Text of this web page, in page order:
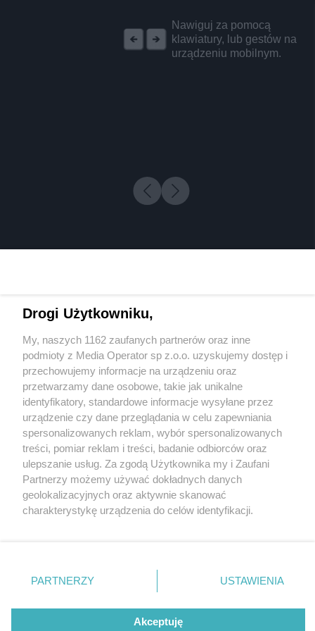
Nawiguj za pomocą
klawiatury, lub gestów na
urządzeniu mobilnym.
1 / 0
Wydawca mediów lokalnych
Nie zapomnij
zapoznać się z:
polityką prywatności
Twojemiasto
Piekary Śląskie
Chorzów
Tarnowskie Góry
Gliwice
Skontakuj sięz nami
Kontakt
Redakcja
Newsletter
Drogi Użytkowniku,
My, naszych 1162 zaufanych partnerów oraz inne
podmioty z Media Operator sp z.o.o. uzyskujemy dostęp i
przechowujemy informacje na urządzeniu oraz
przetwarzamy dane osobowe, takie jak unikalne
identyfikatory, standardowe informacje wysyłane przez
urządzenie czy dane przeglądania w celu zapewniania
spersonalizowanych reklam, wybór spersonalizowanych
treści, pomiar reklam i treści, badanie odbiorców oraz
ulepszanie usług. Za zgodą Użytkownika my i Zaufani
Partnerzy możemy używać dokładnych danych
geolokalizacyjnych oraz aktywnie skanować
charakterystykę urządzenia do celów identyfikacji.
zmienić/wycofać klikając przycisk ustawień prywatności
znajdujący się w lewym dolnym rogu strony
rodzaje przetwarzania danych nie wymagają zgody
użytkownika, ale masz prawo sprzeciwić się takiemu
PARTNERZY USTAWIENIA
Akceptuję